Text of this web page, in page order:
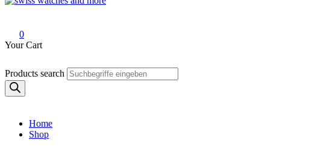
0
Your Cart
Products search
Home
Shop